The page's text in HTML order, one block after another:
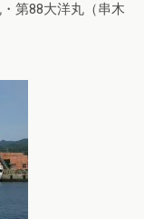
第88大洋丸（串木